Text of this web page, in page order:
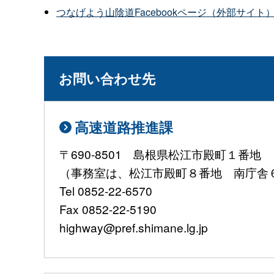
つなげよう山陰道Facebookページ（外部サイト）
お問い合わせ先
高速道路推進課
〒690-8501 島根県松江市殿町１番地
（事務室は、松江市殿町８番地 南庁舎
Tel 0852-22-6570
Fax 0852-22-5190
highway@pref.shimane.lg.jp